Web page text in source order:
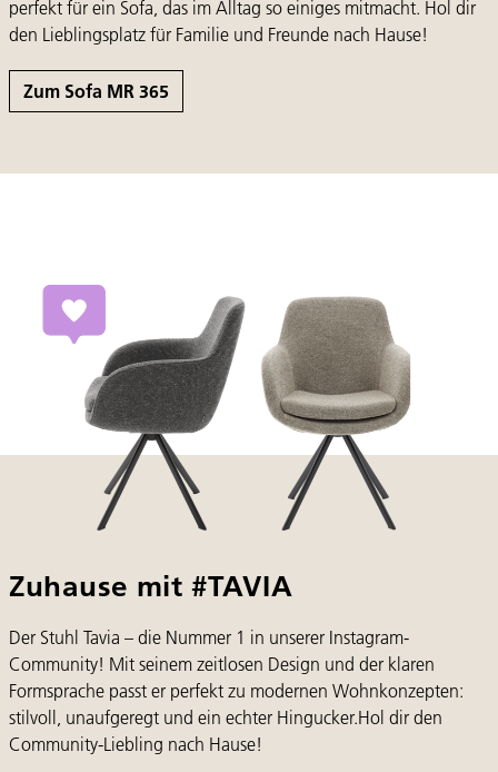
perfekt für ein Sofa, das im Alltag so einiges mitmacht. Hol dir
den Lieblingsplatz für Familie und Freunde nach Hause!
Zum Sofa MR 365
Zuhause mit #TAVIA
Der Stuhl Tavia – die Nummer 1 in unserer Instagram-
Community! Mit seinem zeitlosen Design und der klaren
Formsprache passt er perfekt zu modernen Wohnkonzepten:
stilvoll, unaufgeregt und ein echter Hingucker.Hol dir den
Community-Liebling nach Hause!